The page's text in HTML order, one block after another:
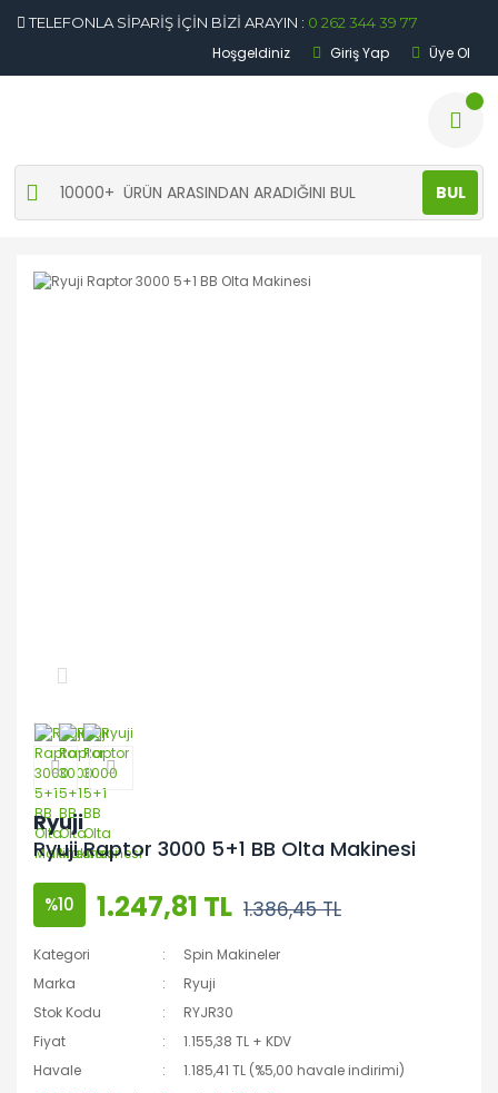
TELEFONLA SİPARİŞ İÇİN BİZİ ARAYIN : 0 262 344 39 77
Hoşgeldiniz Giriş Yap Üye Ol
BUL
Ryuji
Ryuji Raptor 3000 5+1 BB Olta Makinesi
%10 1.247,81 TL 1.386,45 TL
Kategori
Spin Makineler
Marka
Ryuji
Stok Kodu
RYJR30
Fiyat
1.155,38 TL + KDV
Havale
1.185,41 TL (%5,00 havale indirimi)